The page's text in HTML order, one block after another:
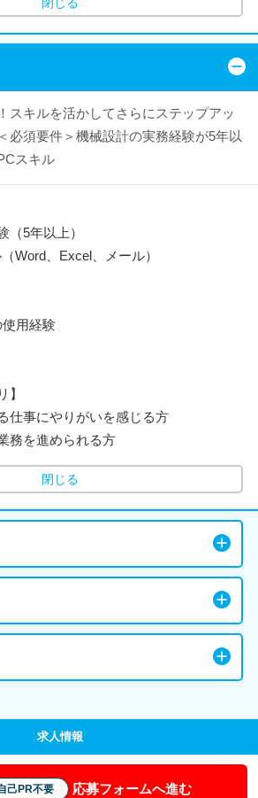
スキルを活かしてさらにステップアッ
必須要件＞機械設計の実務経験が5年以
スキル
（5年以上）
Word、Excel、メール）
使用経験
】
仕事にやりがいを感じる方
務を進められる方
閉じる
求人情報
己PR不要 応募フォームへ進む